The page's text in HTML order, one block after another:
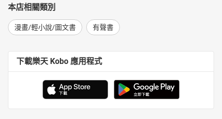
本店相關類別
漫畫/輕小說/圖文書 有聲書
下載樂天 Kobo 應用程式